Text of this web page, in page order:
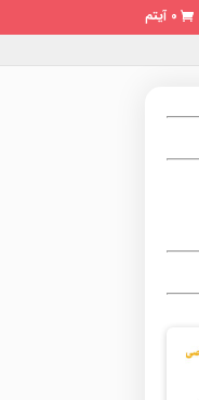
0 آیتم